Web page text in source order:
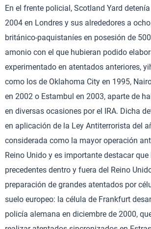
En el frente policial, Scotland Yard
2004 en Londres y sus alrededores a
británico-paquistaníes en posesión de
amonio con el que hubieran podido
experimentado en atentados anteriores,
como los de Oklahoma City en 1995,
en 2002 o Estambul en 2003, aparte de
en diversas ocasiones por el IRA. Dicha
en aplicación de la Ley Antiterrorista del
considerada como la mayor operación
Reino Unido y es importante destacar
precedentes dentro y fuera del Reino
preparación de grandes atentados por
suelo europeo: la célula de Frankfurt
policía alemana en diciembre de 2000,